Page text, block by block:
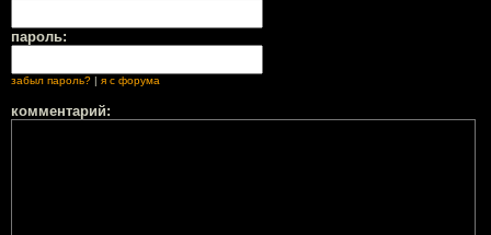
пароль:
забыл пароль? | я с форума
комментарий: